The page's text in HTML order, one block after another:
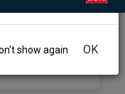
show again OK
पढ़ने के लिए नीचे दिये गए